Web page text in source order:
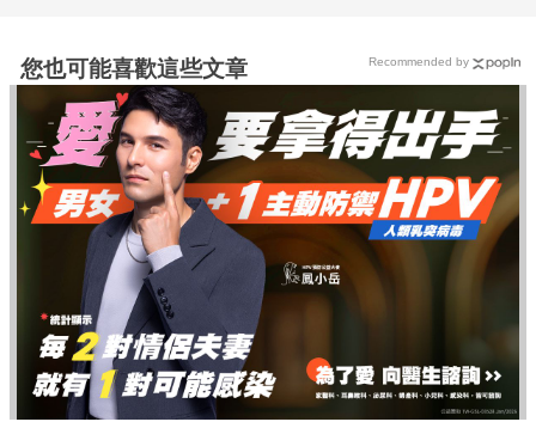
您也可能喜歡這些文章 Recommended by